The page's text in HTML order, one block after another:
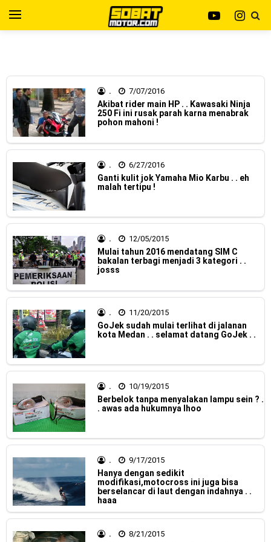
Yamaha Indonesia resmi merilis XMAX 250 model 2025
dikota Medan, kok bisa ?
Yamaha Indonesia Technician Grand Prix 2025 di
menangkan oleh Robet B Simanullang dari kota Medan !
Indonesia Technician Grand Prix Digelar, Lebih Dari 2
Dekade Komitmen Yamaha Cetak Teknisi Berkualitas Global
AHM Resmi merilis New Honda Beat 2025, warna lebih
mewah !
Warna Baru X-Ride 125 Tampil Tangguh dan Fresh Siap
Jelajah Petualangan Tanpa Batas
Yamalube Power XP Matic resmi dirilis untuk skutik Blue
Core 125cc dengan mobilitas tinggi
Yamaha Indonesia Rilis Warna Baru Fazzio Hybrid yang lebih
Eye Catchy & Kece Abis
Sudah pakai diskbrake belakang ! Yamaha Indonesia Resmi
perkenalkan Aerox Alpha 155 Turbo !
tinggal menunggu waktu ?
Honda Indonesia resmi jual New CBR 1000RR-R Fireblade
. 7/07/2016
Akibat rider main HP . . Kawasaki Ninja
250 Fi ini rusak parah karna menabrak
pohon mahoni !
. 6/27/2016
Ganti kulit jok Yamaha Mio Karbu . . eh
malah tertipu !
. 12/05/2015
Mulai tahun 2016 mendatang SIM C
bakalan terbagi menjadi 3 kategori . .
josss
. 11/20/2015
GoJek sudah mulai terlihat di jalanan
kota Medan . . selamat datang GoJek . .
. 10/19/2015
Berbelok tanpa menyalakan lampu sein ? .
. awas ada hukumnya lhoo
. 9/17/2015
Hanya dengan sedikit
modifikasi,motocross ini juga bisa
berselancar di laut dengan indahnya . .
haaa
. 8/21/2015